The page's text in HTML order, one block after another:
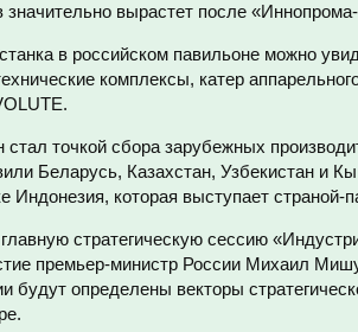
значительно вырастет после
в российском павильоне можно
комплексы, катер
стал точкой сбора зарубежных
Беларусь, Казахстан, Узбекистан и
Индонезия, которая выступает страной-
стратегическую сессию
премьер-министр России Михаил
будут определены векторы